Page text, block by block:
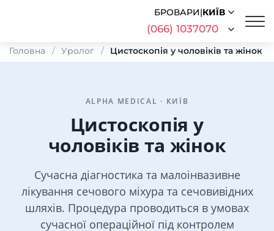
БРОВАРИ|КИЇВ
(066) 1037070
Головна Уролог Цистоскопія у чоловіків та жінок
ALPHA MEDICAL · КИЇВ
Цистоскопія у
чоловіків та жінок
Сучасна діагностика та малоінвазивне
лікування сечового міхура та сечовивідних
шляхів. Процедура проводиться в умовах
сучасної операційної під контролем